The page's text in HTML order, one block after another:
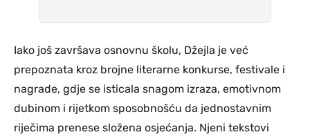
Iako još završava osnovnu školu, Džejla je već
prepoznata kroz brojne literarne konkurse, festivale i
nagrade, gdje se isticala snagom izraza, emotivnom
dubinom i rijetkom sposobnošću da jednostavnim
riječima prenese složena osjećanja. Njeni tekstovi